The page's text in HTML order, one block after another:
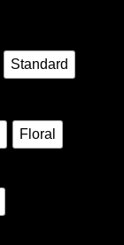
Standard
Floral